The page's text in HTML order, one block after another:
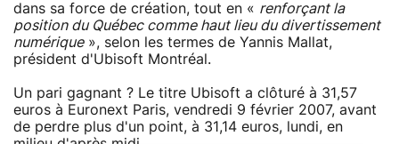
dans sa force de création, tout en « renforçant la
position du Québec comme haut lieu du divertissement
numérique», selon les termes de Yannis Mallat,
président d'Ubisoft Montréal.
Un pari gagnant ? Le titre Ubisoft a clôturé à 31,57
euros à Euronext Paris, vendredi 9 février 2007, avant
de perdre plus d'un point, à 31,14 euros, lundi, en